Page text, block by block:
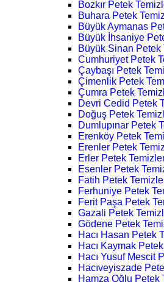
Bozkır Petek
Buhara Petek
Büyük Aymanas
Büyük İhsaniye
Büyük Sinan Petek
Cumhuriyet Petek
Çaybaşı Petek
Çimenlik Petek
Çumra Petek
Devri Cedid Petek
Doğuş Petek
Dumlupınar Petek
Erenköy Petek
Erenler Petek
Erler Petek
Esenler Petek
Fatih Petek
Ferhuniye Petek
Ferit Paşa Petek
Gazali Petek
Gödene Petek
Hacı Hasan Petek
Hacı Kaymak
Hacı Yusuf Mescit
Hacıveyiszade
Hamza Oğlu Petek